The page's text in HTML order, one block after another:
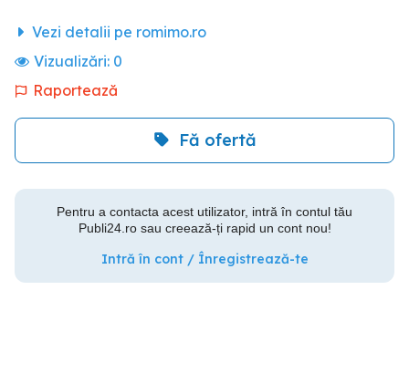
Vezi detalii pe romimo.ro
Vizualizări: 0
Raportează
Fă ofertă
Pentru a contacta acest utilizator, intră în contul tău
Publi24.ro sau creează-ți rapid un cont nou!
Intră în cont / Înregistrează-te